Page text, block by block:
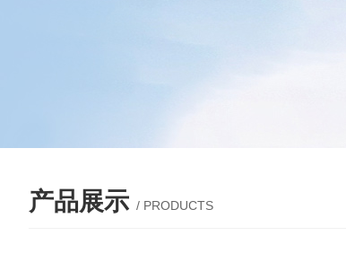
产品展示 / PRODUCTS